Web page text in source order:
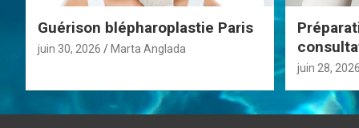
n
e
Guérison blépharoplastie Paris
juin 30, 2026 Marta Anglada
juin 28, 2026